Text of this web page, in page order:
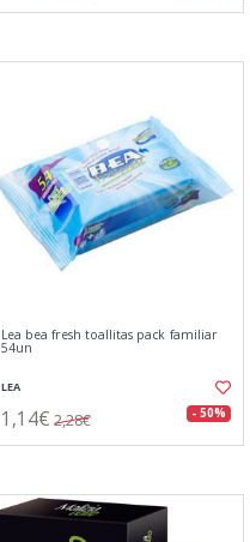
Lea bea fresh toallitas pack familiar
54un
LEA
1,14€ 2,28€ - 50%